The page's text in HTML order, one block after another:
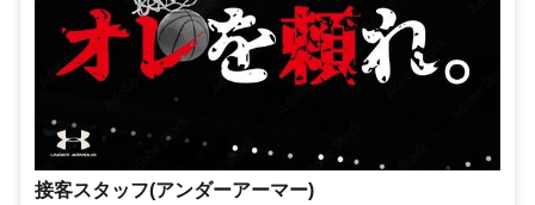
接客スタッフ(アンダーアーマー)